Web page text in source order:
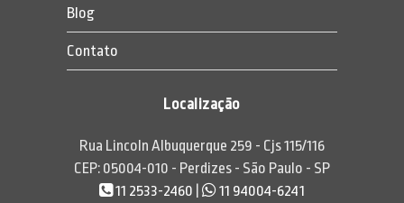
Blog
Contato
Localização
Rua Lincoln Albuquerque 259 - Cjs 115/116
CEP: 05004-010 - Perdizes - São Paulo - SP
11 2533-2460
11 94004-6241